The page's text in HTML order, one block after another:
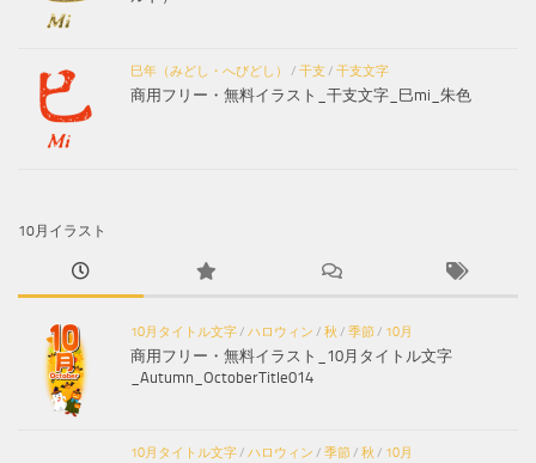
巳年（みどし・へびどし） / 干支 / 干支文字
商用フリー・無料イラスト_干支文字_巳mi_朱色
10月イラスト
10月タイトル文字/ ハロウィン / 秋 / 季節/ 10月
商用フリー・無料イラスト_10月タイトル文字
_Autumn_OctoberTitle014
10月タイトル文字/ ハロウィン / 季節/ 秋 / 10月